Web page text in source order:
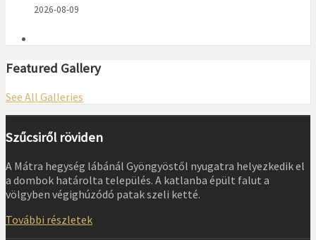
2026-08-09
Featured Gallery
See All Galleries
Szűcsiről röviden
A Mátra hegység lábánál Gyöngyöstől nyugatra helyezkedik el
a dombok határolta település. A katlanba épült falut a
völgyben végighúzódó patak szeli ketté.
További részletek